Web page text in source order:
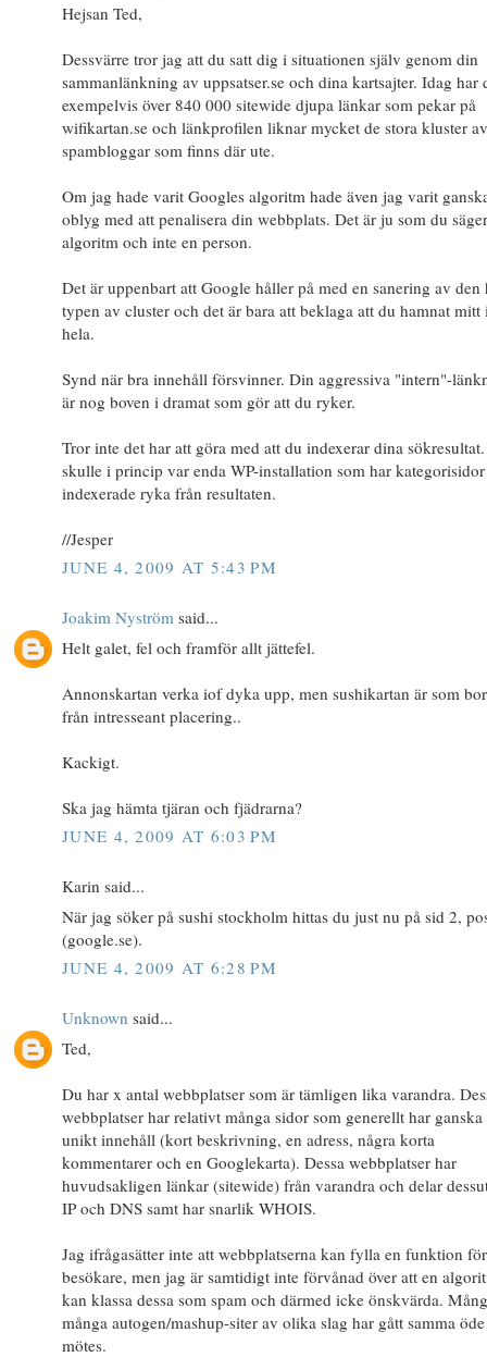
Hejsan Ted,
Dessvärre tror jag att du satt dig i situationen själv genom din
sammanlänkning av uppsatser.se och dina kartsajter. Idag har
exempelvis över 840 000 sitewide djupa länkar som pekar på
wifikartan.se och länkprofilen liknar mycket de stora kluster av
spambloggar som finns där ute.
Om jag hade varit Googles algoritm hade även jag varit
oblyg med att penalisera din webbplats. Det är ju som du
algoritm och inte en person.
Det är uppenbart att Google håller på med en sanering av den
typen av cluster och det är bara att beklaga att du hamnat mitt
hela.
Synd när bra innehåll försvinner. Din aggressiva "intern"-
är nog boven i dramat som gör att du ryker.
Tror inte det har att göra med att du indexerar dina
skulle i princip var enda WP-installation som har kategorisidor
indexerade ryka från resultaten.
//Jesper
JUNE 4, 2009 AT 5:43 PM
Joakim Nyström said...
Helt galet, fel och framför allt jättefel.
Annonskartan verka iof dyka upp, men sushikartan är som
från intresseant placering..
Kackigt.
Ska jag hämta tjäran och fjädrarna?
JUNE 4, 2009 AT 6:03 PM
Karin said...
När jag söker på sushi stockholm hittas du just nu på sid 2,
(google.se).
JUNE 4, 2009 AT 6:28 PM
Unknown said...
Ted,
Du har x antal webbplatser som är tämligen lika varandra.
webbplatser har relativt många sidor som generellt har
unikt innehåll (kort beskrivning, en adress, några korta
kommentarer och en Googlekarta). Dessa webbplatser har
huvudsakligen länkar (sitewide) från varandra och delar
IP och DNS samt har snarlik WHOIS.
Jag ifrågasätter inte att webbplatserna kan fylla en funktion
besökare, men jag är samtidigt inte förvånad över att en
kan klassa dessa som spam och därmed icke önskvärda.
många autogen/mashup-siter av olika slag har gått samma
mötes.